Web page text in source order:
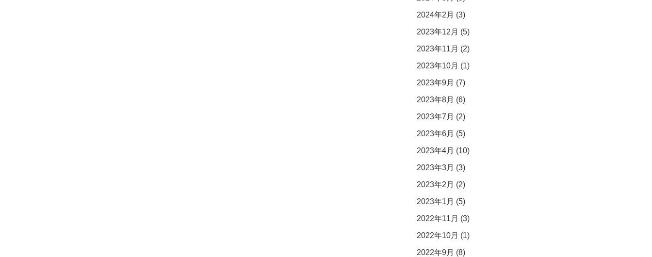
2024年2月 (3)
2023年12月 (5)
2023年11月 (2)
2023年10月 (1)
2023年9月 (7)
2023年8月 (6)
2023年7月 (2)
2023年6月 (5)
2023年4月 (10)
2023年3月 (3)
2023年2月 (2)
2023年1月 (5)
2022年11月 (3)
2022年10月 (1)
2022年9月 (8)